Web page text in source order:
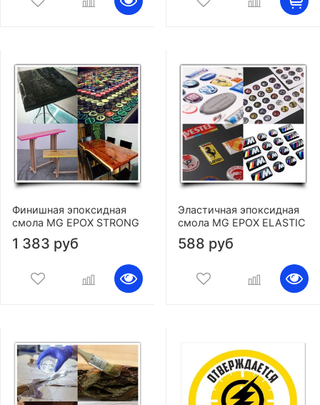
Финишная эпоксидная
смола MG EPOX STRONG
1 383 руб
Эластичная эпоксидная
смола MG EPOX ELASTIC
588 руб